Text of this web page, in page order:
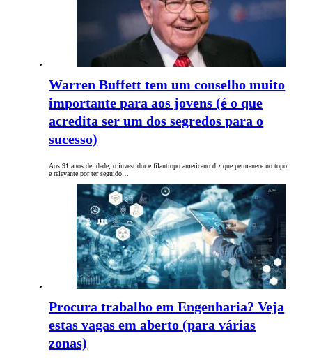
Warren Buffett tem um conselho muito
importante para aos jovens (é o que
acredita ser um dos segredos para o
sucesso)
Aos 91 anos de idade, o investidor e filantropo americano diz que permanece no topo
e relevante por ter seguido…
Procura trabalho em Engenharia? Veja
estas vagas em aberto (para várias
zonas)